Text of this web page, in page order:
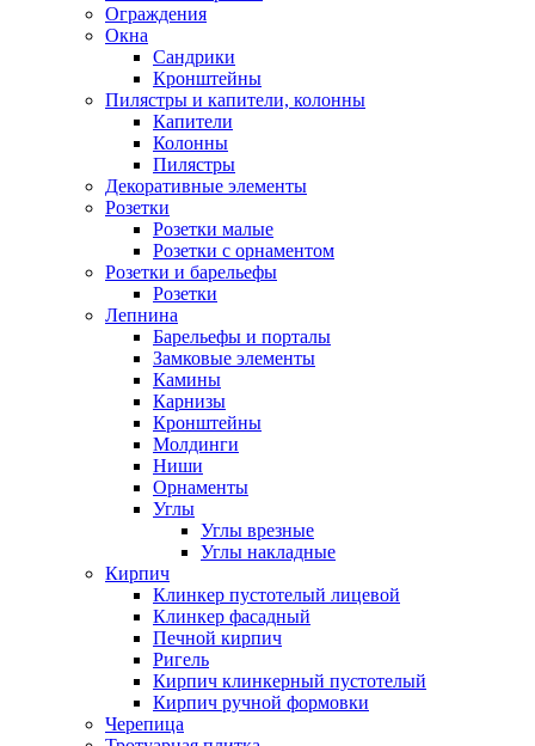
Ограждения
Окна
Сандрики
Кронштейны
Пилястры и капители, колонны
Капители
Колонны
Пилястры
Декоративные элементы
Розетки
Розетки малые
Розетки с орнаментом
Розетки и барельефы
Розетки
Лепнина
Барельефы и порталы
Замковые элементы
Камины
Карнизы
Кронштейны
Молдинги
Ниши
Орнаменты
Углы
Углы врезные
Углы накладные
Кирпич
Клинкер пустотелый лицевой
Клинкер фасадный
Печной кирпич
Ригель
Кирпич клинкерный пустотелый
Кирпич ручной формовки
Черепица